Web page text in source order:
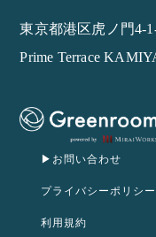
▶︎お問い合わせ
プライバシーポリシー
利用規約
東京都港区虎ノ門4-
Prime Terrace